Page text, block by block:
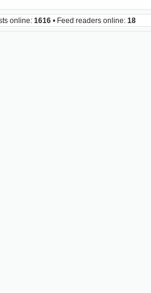
online: 1616 • Feed readers online: 18